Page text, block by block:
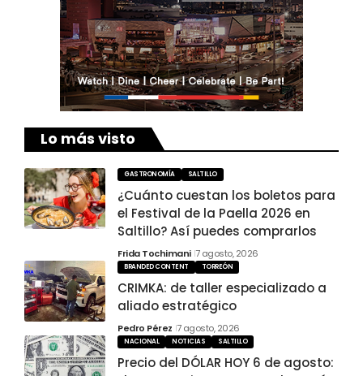
Lo más visto
GASTRONOMÍA SALTILLO
¿Cuánto cuestan los boletos para
el Festival de la Paella 2026 en
Saltillo? Así puedes comprarlos
Frida Tochimani 7 agosto, 2026
BRANDED CONTENT TORREÓN
CRIMKA: de taller especializado a
aliado estratégico
Pedro Pérez 7 agosto, 2026
NACIONAL NOTICIAS SALTILLO
Precio del DÓLAR HOY 6 de agosto: